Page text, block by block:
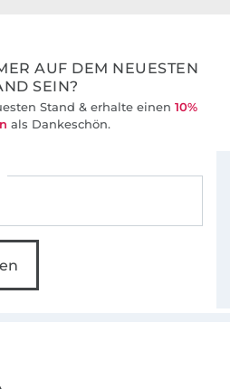
AUF DEM NEUESTEN
SEIN?
Stand & erhalte einen 10%
als Dankeschön.